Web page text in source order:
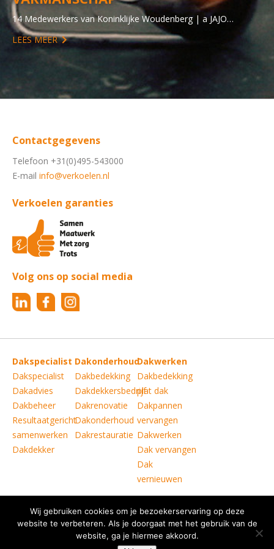
14 Medewerkers van Koninklijke Woudenberg | a JAJO…
LEES MEER
Contactgegevens
Telefoon +31(0)495-543000
E-mail info@verkoelen.nl
Verkoelen garanties
Volg ons op social media
Dakspecialist
Dakspecialist
Dakadvies
Dakbeheer
Resultaatgericht
samenwerken
Dakdekker
Dakonderhoud
Dakbedekking
Dakdekkersbedrijf
Dakrenovatie
Dakonderhoud
Dakrestauratie
Dakwerken
Dakbedekking
plat dak
Dakpannen
vervangen
Dakwerken
Dak vervangen
Dak
vernieuwen
Copyright © Verkoelen Dakspecialisten Weert B.V.
|
Disclaimer
| Copyright | Privacy statement
Wij gebruiken cookies om je bezoekerservaring op deze
website te verbeteren. Als je doorgaat met het gebruik van de
website, ga je hiermee akkoord.